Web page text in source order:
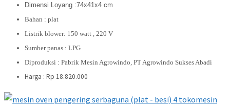
Dimensi Loyang :74x41x4 cm
Bahan : plat
Listrik blower: 150 watt , 220 V
Sumber panas : LPG
Diproduksi : Pabrik Mesin Agrowindo, PT Agrowindo Sukses Abadi
Harga : Rp 18.820.000